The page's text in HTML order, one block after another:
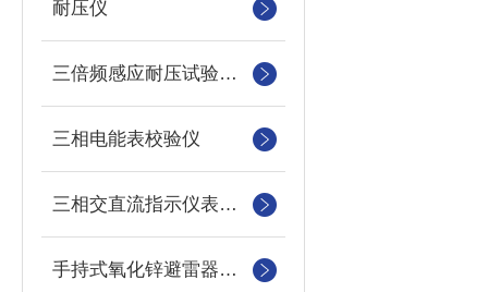
耐压仪
三倍频感应耐压试验装置
三相电能表校验仪
三相交直流指示仪表装置
手持式氧化锌避雷器测试仪